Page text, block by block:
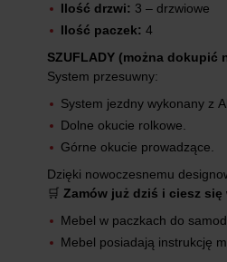
Ilość drzwi: 3 – drzwiowe
Ilość paczek: 4
SZUFLADY (można
System przesuwny:
System jezdny wykonany z
Dolne okucie rolkowe.
Górne okucie prowadzące.
Dzięki nowoczesnemu
🛒 Zamów już dziś i ciesz
Mebel w paczkach do
Mebel posiadają instrukcję